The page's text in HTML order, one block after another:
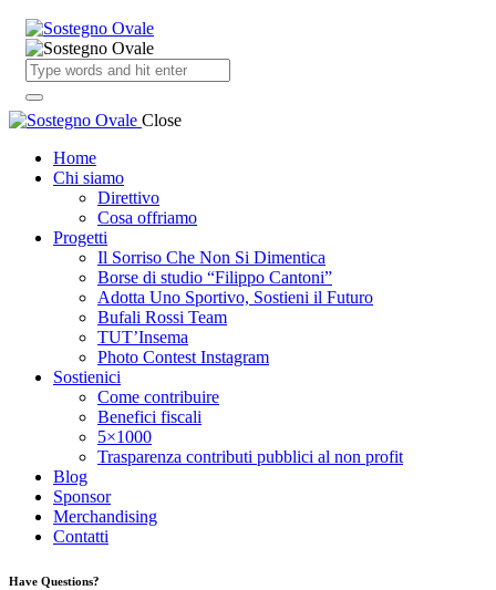
Close
Home
Chi siamo
Direttivo
Cosa offriamo
Progetti
Il Sorriso Che Non Si Dimentica
Borse di studio “Filippo Cantoni”
Adotta Uno Sportivo, Sostieni il Futuro
Bufali Rossi Team
TUT’Insema
Photo Contest Instagram
Sostienici
Come contribuire
Benefici fiscali
5×1000
Trasparenza contributi pubblici al non profit
Blog
Sponsor
Merchandising
Contatti
Have Questions?